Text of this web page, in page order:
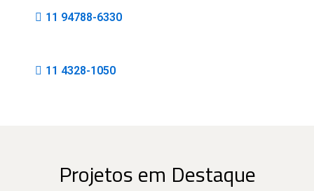
11 94788-6330
11 4328-1050
Projetos em Destaque